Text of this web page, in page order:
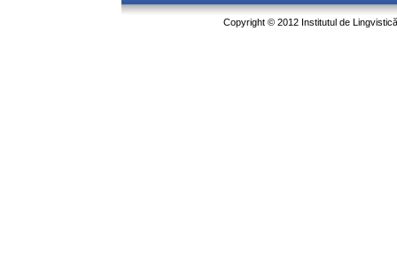
Copyright © 2012 Institutul de